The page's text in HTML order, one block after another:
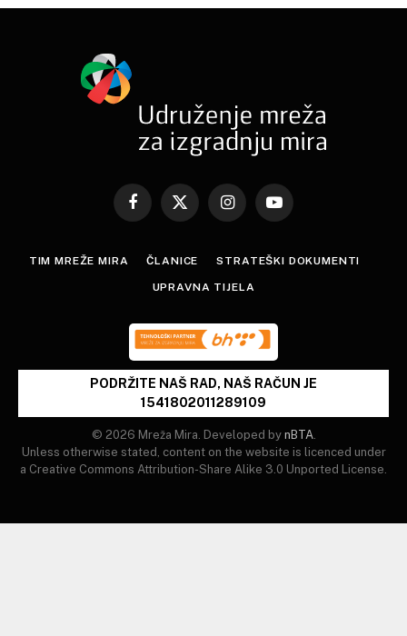
Facebook
X
InstagramYouTube
TIM MREŽE MIRA ČLANICE STRATEŠKI DOKUMENTI
UPRAVNA TIJELA
PODRŽITE NAŠ RAD, NAŠ RAČUN JE
1541802011289109
© 2026 Mreža Mira. Developed by nBTA.
Unless otherwise stated, content on the website is licenced under
a Creative Commons Attribution-Share Alike 3.0 Unported License.